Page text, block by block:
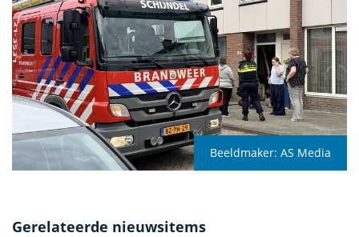
Beeldmaker: AS Media
Gerelateerde nieuwsitems